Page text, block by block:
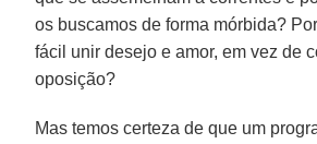
os buscamos de forma mórbida?
fácil unir desejo e amor, em vez de
oposição?
Mas temos certeza de que um